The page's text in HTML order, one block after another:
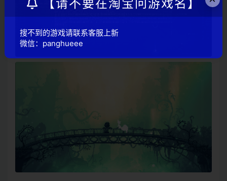
【请不要在淘宝问游戏名】
搜不到的游戏请联系客服上新
微信：panghueee